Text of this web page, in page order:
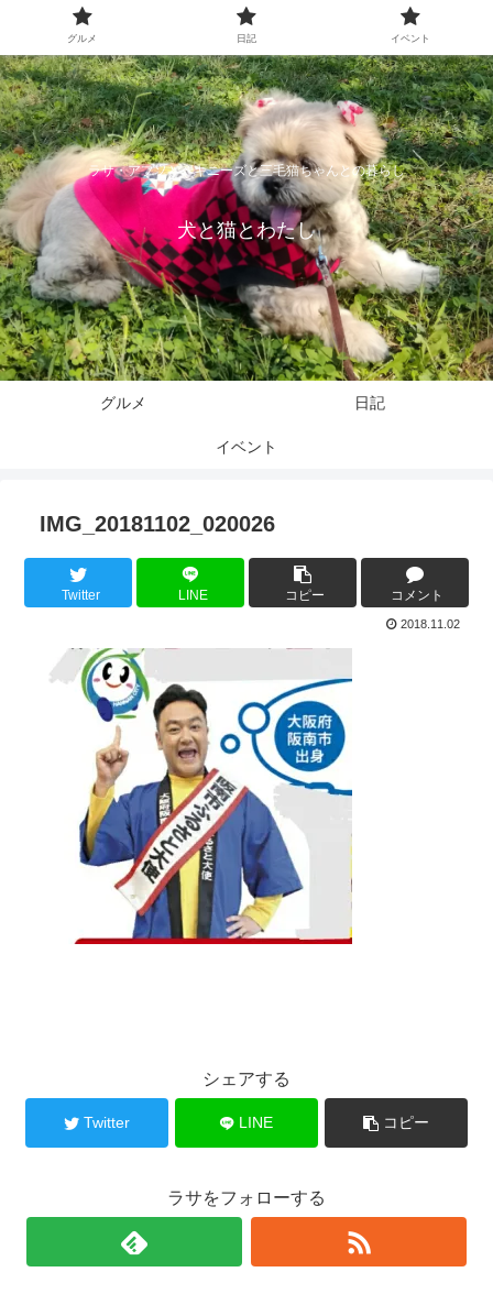
ラサ・アプソとペキニーズと三毛猫ちゃんとの暮らし
犬と猫とわたし
グルメ 日記
イベント
IMG_20181102_020026
Twitter LINE コピー コメント
2018.11.02
シェアする
Twitter LINE コピー
ラサをフォローする
グルメ 日記 イベント